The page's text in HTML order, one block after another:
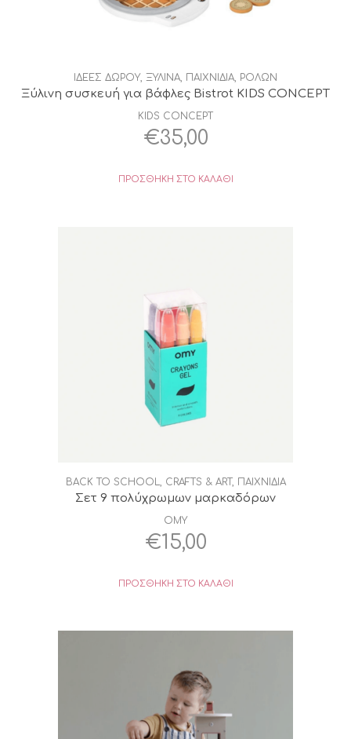
ΙΔΕΕΣ ΔΩΡΟΥ, ΞΥΛΙΝΑ, ΠΑΙΧΝΙΔΙΑ, ΡΟΛΩΝ
Ξύλινη συσκευή για βάφλες Bistrot KIDS CONCEPT
KIDS CONCEPT
€35,00
ΠΡΟΣΘΉΚΗ ΣΤΟ ΚΑΛΆΘΙ
BACK TO SCHOOL CRAFTS & ART, ΠΑΙΧΝΙΔΙΑ
Σετ 9 πολύχρωμων μαρκαδόρων
OMY
€15,00
ΠΡΟΣΘΉΚΗ ΣΤΟ ΚΑΛΆΘΙ